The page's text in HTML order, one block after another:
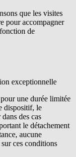
que les visites
pour accompagner
de
exceptionnelle
une durée limitée
dispositif, le
des cas
le détachement
aucune
ces conditions